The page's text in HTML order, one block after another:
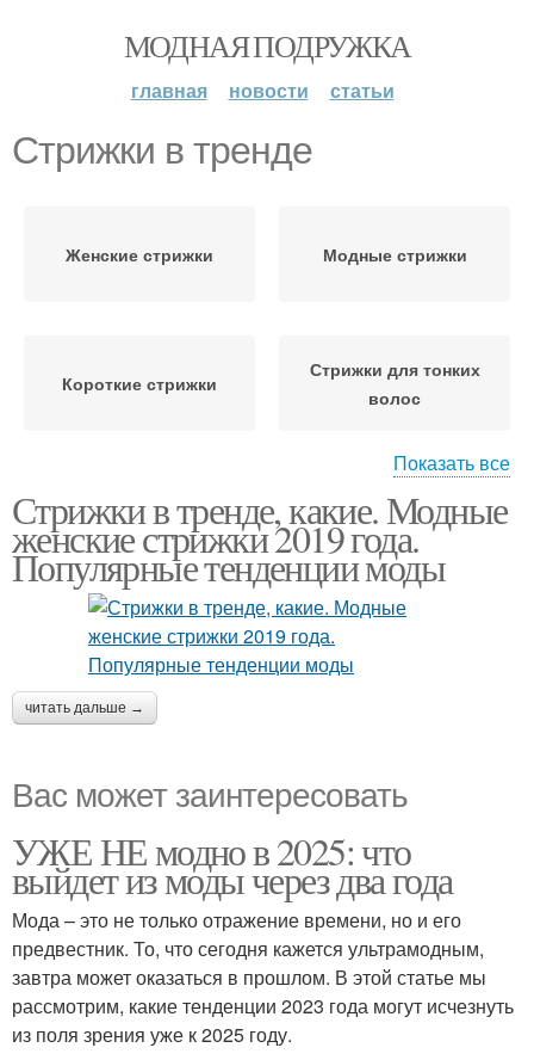
МОДНАЯ ПОДРУЖКА
главная новости статьи
Стрижки в тренде
Женские стрижки Модные стрижки
Короткие стрижки
Стрижки для тонких
волос
волосы
Показать все
Стрижки в тренде, какие. Модные
женские стрижки 2019 года.
Популярные тенденции моды
читать дальше →
Вас может заинтересовать
УЖЕ НЕ модно в 2025: что
выйдет из моды через два года
Мода – это не только отражение времени, но и его
предвестник. То, что сегодня кажется ультрамодным,
завтра может оказаться в прошлом. В этой статье мы
рассмотрим, какие тенденции 2023 года могут исчезнуть
из поля зрения уже к 2025 году.